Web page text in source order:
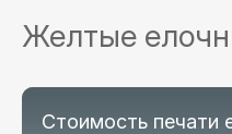
Желтые
Стоимость печати